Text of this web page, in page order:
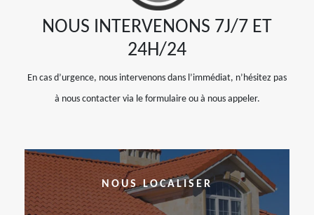
NOUS INTERVENONS 7J/7 ET
24H/24
En cas d’urgence, nous intervenons dans l’immédiat, n’hésitez pas
à nous contacter via le formulaire ou à nous appeler.
NOUS LOCALISER